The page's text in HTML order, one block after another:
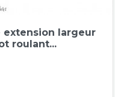
Aperçu rapide
extension largeur
roulant...